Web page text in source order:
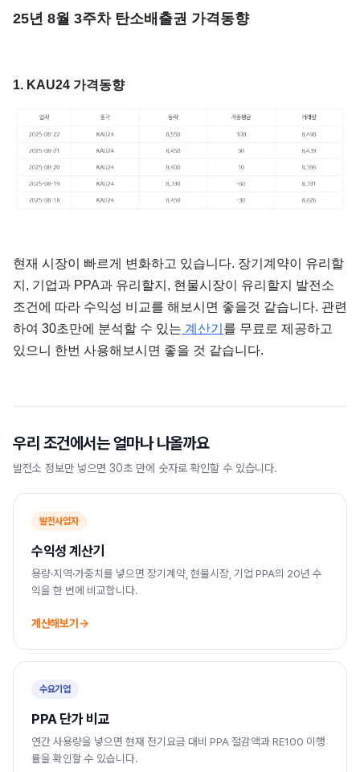
25년 8월 3주차 탄소배출권 가격동향
1. KAU24 가격동향
현재 시장이 빠르게 변화하고 있습니다. 장기계약이 유리할
지, 기업과 PPA과 유리할지, 현물시장이 유리할지 발전소
조건에 따라 수익성 비교를 해보시면 좋을것 같습니다. 관련
하여 30초만에 분석할 수 있는 계산기 를 무료로 제공하고
있으니 한번 사용해보시면 좋을 것 같습니다.
우리 조건에서는 얼마나 나올까요
발전소 정보만 넣으면 30초 만에 숫자로 확인할 수 있습니다.
발전사업자
수익성 계산기
용량·지역·가중치를 넣으면 장기계약, 현물시장, 기업 PPA의 20년 수
익을 한 번에 비교합니다.
계산해보기
수요기업
PPA 단가 비교
연간 사용량을 넣으면 현재 전기요금 대비 PPA 절감액과 RE100 이행
률을 확인할 수 있습니다.